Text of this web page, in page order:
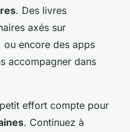
. Des livres
axés sur
ou encore des apps
accompagner dans
effort compte pour
. Continuez à